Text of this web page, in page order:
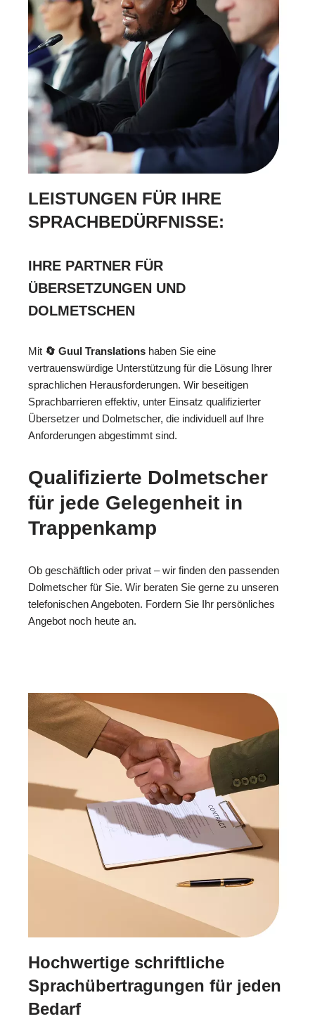
LEISTUNGEN FÜR IHRE
SPRACHBEDÜRFNISSE:
IHRE PARTNER FÜR
ÜBERSETZUNGEN UND
DOLMETSCHEN
Mit 🔄 Guul Translations haben Sie eine
vertrauenswürdige Unterstützung für die Lösung Ihrer
sprachlichen Herausforderungen. Wir beseitigen
Sprachbarrieren effektiv, unter Einsatz qualifizierter
Übersetzer und Dolmetscher, die individuell auf Ihre
Anforderungen abgestimmt sind.
Qualifizierte Dolmetscher
für jede Gelegenheit in
Trappenkamp
Ob geschäftlich oder privat – wir finden den passenden
Dolmetscher für Sie. Wir beraten Sie gerne zu unseren
telefonischen Angeboten. Fordern Sie Ihr persönliches
Angebot noch heute an.
Hochwertige schriftliche
Sprachübertragungen für jeden
Bedarf